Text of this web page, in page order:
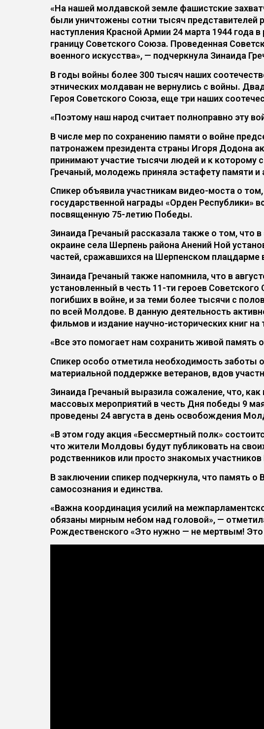
«На нашей молдавской земле фашистские
были уничтожены сотни тысяч представителей
наступления Красной Армии 24 марта 1944 года
границу Советского Союза. Проведенная
военного искусства», — подчеркнула Зинаида
В годы войны более 300 тысяч наших
этнических молдаван не вернулись с войны.
Героя Советского Союза, еще три наших
«Поэтому наш народ считает полноправно эту
В числе мер по сохранению памяти o войне
патронажем президента страны Игоря Додона
принимают участие тысячи людей и к
Гречаный, молодежь приняла эстафету памяти
Спикер объявила участникам видео-моста о
государственной награды «Орден
посвященную 75-летию Победы.
Зинаида Гречаный рассказала также о том, что
окраине села Шерпень района Анений Ной
частей, сражавшихся на Шерпенском плацдарме
Зинаида Гречаный также напомнила, что в
установленный в честь 11-ти героев
погибших в войне, и за теми более тысячи с
по всей Молдове. В данную деятельность
фильмов и издание научно-исторических книг
«Все это помогает нам сохранить живой
Спикер особо отметила необходимость заботы
материальной поддержке ветеранов, вдов
Зинаида Гречаный выразила сожаление, что,
массовых мероприятий в честь Дня победы 9
проведены 24 августа в день освобождения
«В этом году акция «Бессмертный полк»
что жители Молдовы будут публиковать на
родственников или просто знакомых
В заключении спикер подчеркнула, что память
самосознания и единства.
«Важна координация усилий на
обязаны мирным небом над головой», —
Рождественского «Это нужно — не мертвым!